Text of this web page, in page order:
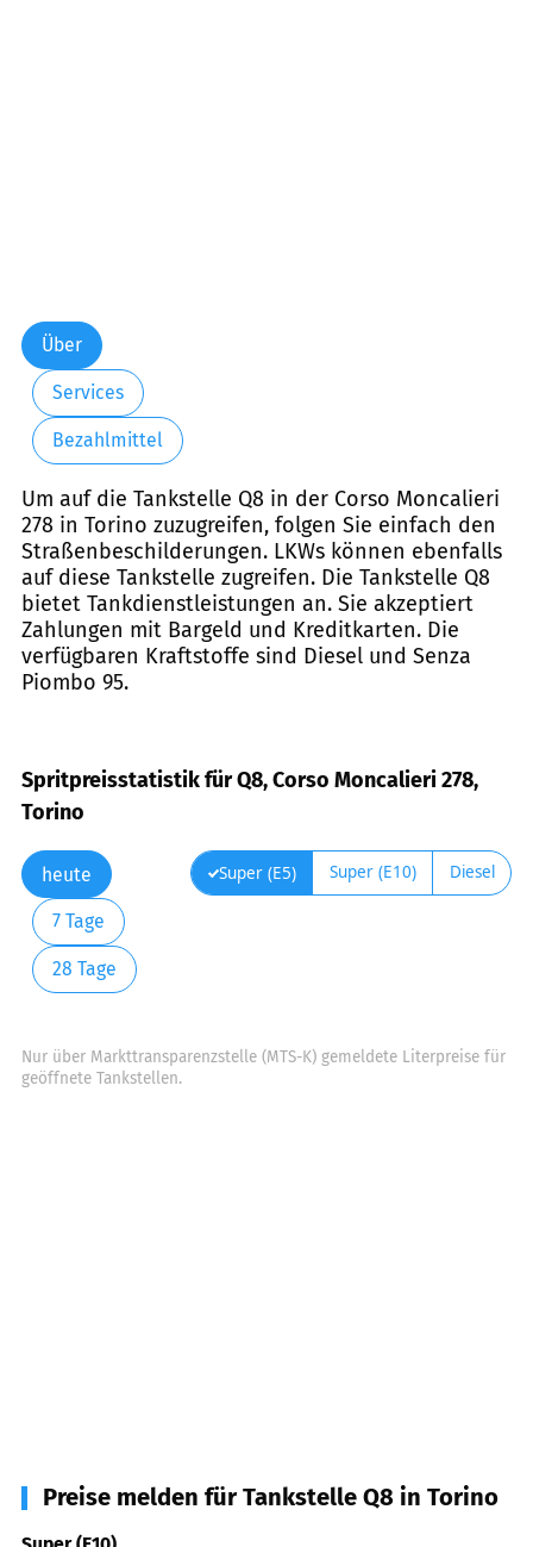
Über
Services
Bezahlmittel
Um auf die Tankstelle Q8 in der Corso Moncalieri
278 in Torino zuzugreifen, folgen Sie einfach den
Straßenbeschilderungen. LKWs können ebenfalls
auf diese Tankstelle zugreifen. Die Tankstelle Q8
bietet Tankdienstleistungen an. Sie akzeptiert
Zahlungen mit Bargeld und Kreditkarten. Die
verfügbaren Kraftstoffe sind Diesel und Senza
Piombo 95.
Spritpreisstatistik für Q8, Corso Moncalieri 278,
Torino
heute
7 Tage
28 Tage
Super (E5) Super (E10) Diesel
Nur über Markttransparenzstelle (MTS-K) gemeldete Literpreise für
geöffnete Tankstellen.
Preise melden für Tankstelle Q8 in Torino